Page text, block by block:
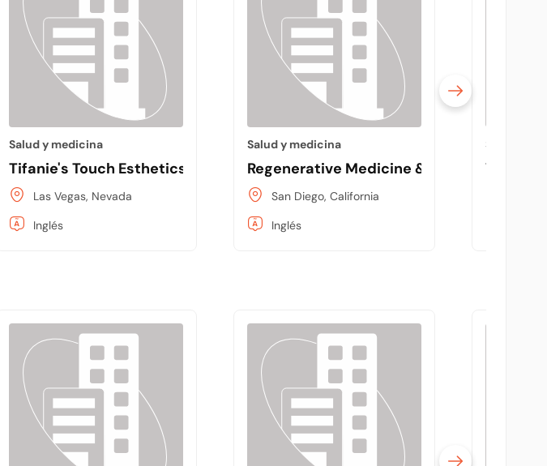
Salud y medicina
Tifanie's Touch Esthetics
Las Vegas, Nevada
Inglés
Salud y medicina
Regenerative Medicine & Biologics
San Diego, California
Inglés
Salud y
Vegas